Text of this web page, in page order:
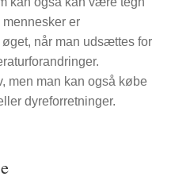
PLEJE
er
når man udsættes for
men man kan også købe
dyreforretninger.